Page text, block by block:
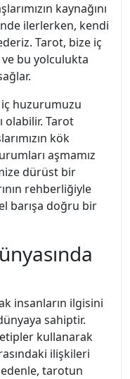
kaynağını
ilerlerken, kendi
Tarot, bize iç
bu yolculukta
iç huzurumuzu
olabilir. Tarot
kök
aşmamız
dürüst bir
rehberliğiyle
barışa doğru bir
insanların ilgisini
sahiptir.
kullanarak
ilişkileri
tarotun